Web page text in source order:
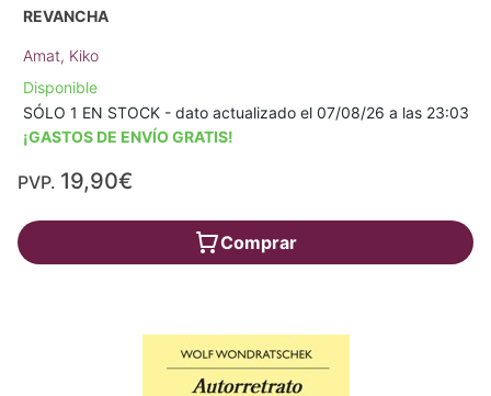
REVANCHA
Amat, Kiko
Disponible
SÓLO 1 EN STOCK - dato actualizado el 07/08/26 a las 23:03
¡GASTOS DE ENVÍO GRATIS!
PVP. 19,90€
Comprar